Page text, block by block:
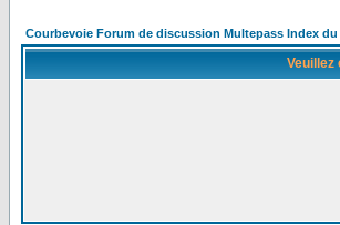
Courbevoie Forum de discussion Multepass Index
Veuillez